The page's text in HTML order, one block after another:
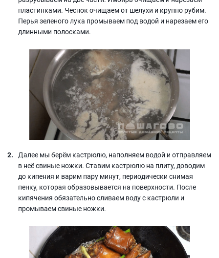
пластинками. Чеснок очищаем от шелухи и крупно рубим.
Перья зеленого лука промываем под водой и нарезаем его
длинными полосками.
Далее мы берём кастрюлю, наполняем водой и отправляем
в неё свиные ножки. Ставим кастрюлю на плиту, доводим
до кипения и варим пару минут, периодически снимая
пенку, которая образовывается на поверхности. После
кипячения обязательно сливаем воду с кастрюли и
промываем свиные ножки.